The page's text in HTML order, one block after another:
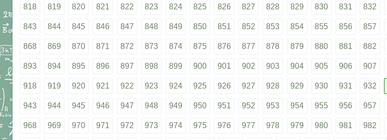
818 819 820 821 822 823 824 825 826 827 828 829 830 831 832
843 844 845 846 847 848 849 850 851 852 853 854 855 856 857
868 869 870 871 872 873 874 875 876 877 878 879 880 881 882
893 894 895 896 897 898 899 900 901 902 903 904 905 906 907
918 919 920 921 922 923 924 925 926 927 928 929 930 931 932
943 944 945 946 947 948 949 950 951 952 953 954 955 956 957
968 969 970 971 972 973 974 975 976 977 978 979 980 981 982